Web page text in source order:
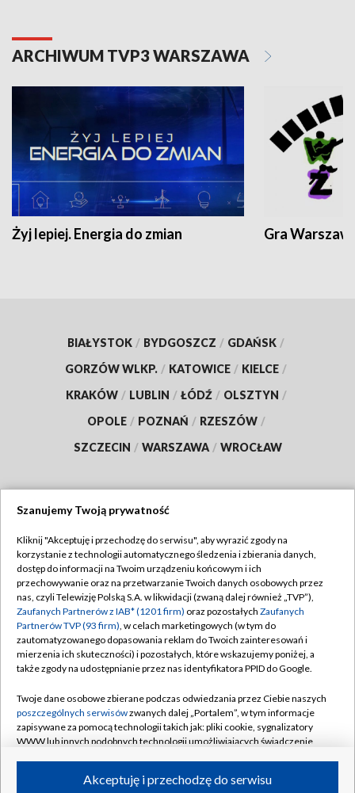
ARCHIWUM TVP3 WARSZAWA
Żyj lepiej. Energia do zmian Gra
BIAŁYSTOK / BYDGOSZCZ / GDAŃSK /
GORZÓW WLKP. / KATOWICE / KIELCE /
KRAKÓW / LUBLIN / ŁÓDŹ / OLSZTYN /
OPOLE / POZNAŃ / RZESZÓW /
SZCZECIN / WARSZAWA / WROCŁAW
TVP
Abonament TVP
Emisja w TVP
Centrum informacji TVP
Naziemna Telewizja Cyfrowa
Rada Programowa
System NOS
Informacje o nadawcy
Program dla prasy
Regulamin TVP
Polityka prywatności
Moje zgody
Pomoc
Kontakt
Kanały
Szanujemy Twoją prywatność
Kliknij "Akceptuję i przechodzę do serwisu", aby wyrazić zgody na
korzystanie z technologii automatycznego śledzenia i zbierania danych,
dostęp do informacji na Twoim urządzeniu końcowym i ich
przechowywanie oraz na przetwarzanie Twoich danych osobowych przez
nas, czyli Telewizję Polską S.A. w likwidacji (zwaną dalej również „TVP”),
Zaufanych Partnerów z IAB* (1201 firm) oraz pozostałych Zaufanych
Partnerów TVP (93 firm), w celach marketingowych (w tym do
zautomatyzowanego dopasowania reklam do Twoich zainteresowań i
mierzenia ich skuteczności) i pozostałych, które wskazujemy poniżej, a
także zgody na udostępnianie przez nas identyfikatora PPID do Google.
Twoje dane osobowe zbierane podczas odwiedzania przez Ciebie naszych
poszczególnych serwisówzwanych dalej „Portalem”, w tym informacje
zapisywane za pomocą technologii takich jak: pliki cookie, sygnalizatory
WWW lub innych podobnych technologii umożliwiających świadczenie
ruchu w Internecie.Akceptuję i przechodzę do serwisu